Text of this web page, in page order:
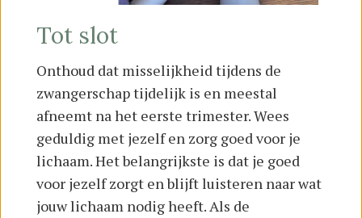
Tot slot
Onthoud dat misselijkheid tijdens de
zwangerschap tijdelijk is en meestal
afneemt na het eerste trimester. Wees
geduldig met jezelf en zorg goed voor je
lichaam. Het belangrijkste is dat je goed
voor jezelf zorgt en blijft luisteren naar wat
jouw lichaam nodig heeft. Als de